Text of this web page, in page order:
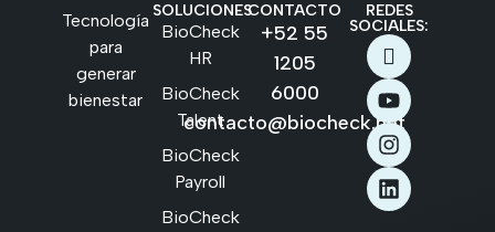
Tecnología
para
generar
bienestar
SOLUCIONES
BioCheck
HR
BioCheck
Talent
BioCheck
Payroll
BioCheck
CONTACTO
+52 55
1205
6000
contacto@biocheck.net
REDES
SOCIALES: